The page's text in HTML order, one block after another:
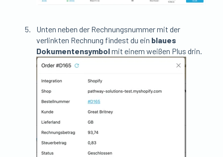
Unten neben der Rechnungsnummer mit der
verlinkten Rechnung findest du ein blaues
Dokumentensymbolmit einem weißen Plus drin.